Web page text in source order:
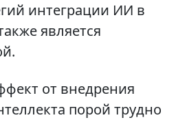
интеграции ИИ в
является
от внедрения
порой трудно